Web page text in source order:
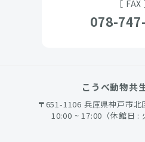
［ FAX
078-
こうべ動物共
〒651-1106 兵庫県神戸市
10:00 ~ 17:00（休館日 :